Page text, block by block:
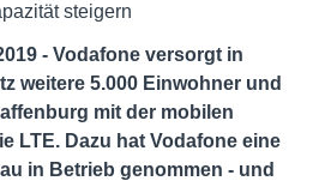
steigern
- Vodafone versorgt in
weitere 5.000 Einwohner und
mit der mobilen
LTE. Dazu hat Vodafone eine
in Betrieb genommen - und